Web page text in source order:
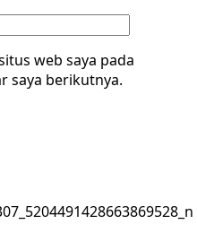
web saya pada
saya berikutnya.